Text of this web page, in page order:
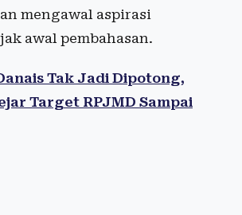
mengawal aspirasi
awal pembahasan.
Tak Jadi Dipotong,
Target RPJMD Sampai